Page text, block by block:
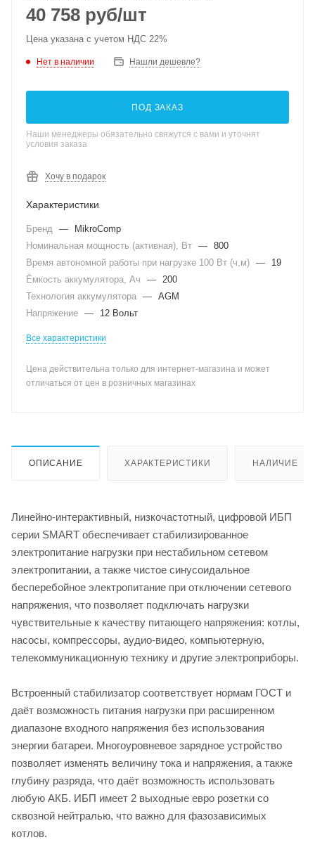
40 758 руб/шт
Цена указана с учетом НДС 22%
Нет в наличии Нашли дешевле?
ПОД ЗАКАЗ
Наши менеджеры обязательно свяжутся с вами и уточнят
условия заказа
Хочу в подарок
Характеристики
Бренд —
MikroComp
Номинальная мощность (активная), Вт — 800
Время автономной работы при нагрузке 100 Вт (ч,м) —
19
Ёмкость аккумулятора, Ач
— 200
Технология аккумулятора — AGM
Напряжение — 12 Вольт
Все характеристики
Цена действительна только для интернет-магазина и может
отличаться от цен в розничных магазинах
ОПИСАНИЕ ХАРАКТЕРИСТИКИ НАЛИЧИЕ
Линейно-интерактивный, низкочастотный, цифровой ИБП
серии SMART обеспечивает стабилизированное
электропитание нагрузки при нестабильном сетевом
электропитании, а также чистое синусоидальное
бесперебойное электропитание при отключении сетевого
напряжения, что позволяет подключать нагрузки
чувствительные к качеству питающего напряжения: котлы,
насосы, компрессоры, аудио-видео, компьютерную,
телекоммуникационную технику и другие электроприборы.
Встроенный стабилизатор соответствует нормам ГОСТ и
даёт возможность питания нагрузки при расширенном
диапазоне входного напряжения без использования
энергии батареи. Многоуровневое зарядное устройство
позволяет изменять величину тока и напряжения, а также
глубину разряда, что даёт возможность использовать
любую АКБ. ИБП имеет 2 выходные евро розетки со
сквозной нейтралью, что важно для фазозависимых
котлов.